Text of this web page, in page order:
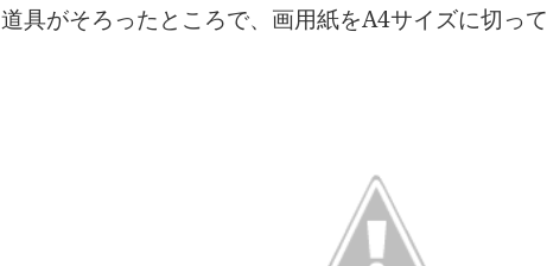
道具がそろったところで、画用紙をA4サイズに切って